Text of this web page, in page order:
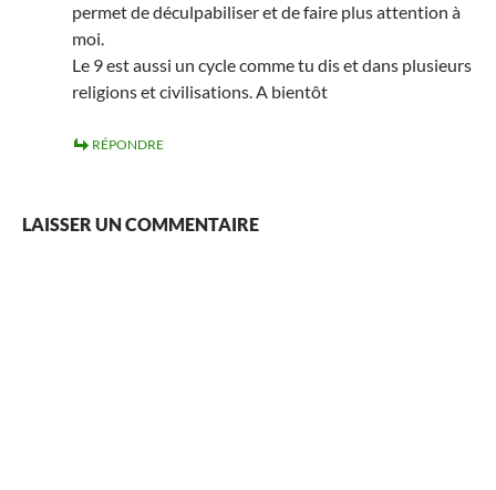
permet de déculpabiliser et de faire plus attention à
moi.
Le 9 est aussi un cycle comme tu dis et dans plusieurs
religions et civilisations. A bientôt
RÉPONDRE
LAISSER UN COMMENTAIRE